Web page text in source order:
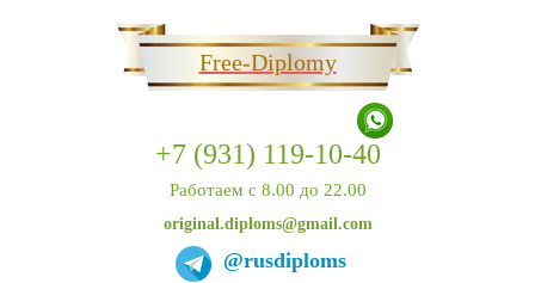
Free-Diplomy
+7 (931) 119-10-40
Работаем с 8.00 до 22.00
original.diploms@gmail.com
@rusdiploms